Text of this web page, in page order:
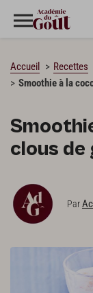
Accueil Recettes
Smoothie à la
clous
Par
CHARGEMENT…